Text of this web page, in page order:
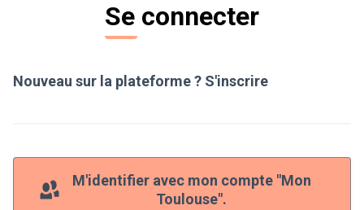
Se connecter
Nouveau sur la plateforme ? S'inscrire
M'identifier avec mon compte "Mon
Toulouse".